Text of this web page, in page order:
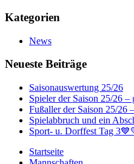
Kategorien
News
Neueste Beiträge
Saisonauswertung 25/26
Spieler der Saison 25/26
Fußaller der Saison 25/26
Spielabbruch und ein
Sport- u. Dorffest Tag
Startseite